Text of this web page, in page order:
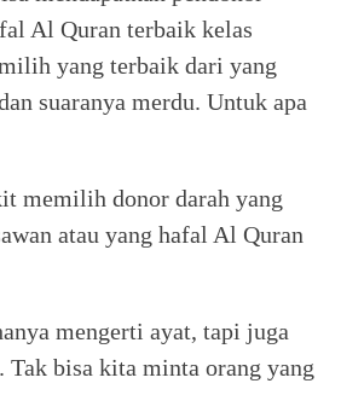
Al Quran terbaik kelas
yang terbaik dari yang
suaranya merdu. Untuk apa
memilih donor darah yang
atau yang hafal Al Quran
mengerti ayat, tapi juga
Tak bisa kita minta orang yang